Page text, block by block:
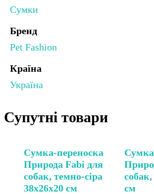
Сумки
Бренд
Pet Fashion
Країна
Україна
Супутні товари
Сумка-переноска
Природа Fabi для
собак, темно-сіра
38х26х20 см
собак,
см